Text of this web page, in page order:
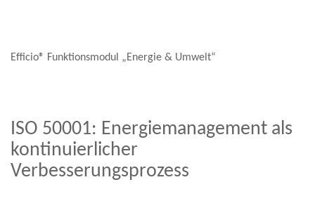
Efficio® Funktionsmodul „Energie & Umwelt“
ISO 50001: Energiemanagement als
kontinuierlicher
Verbesserungsprozess